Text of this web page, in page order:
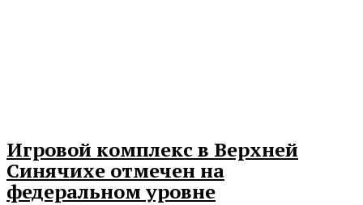
Игровой комплекс в Верхней
Синячихе отмечен на
федеральном уровне